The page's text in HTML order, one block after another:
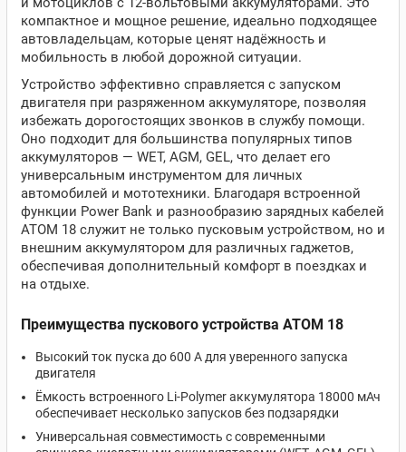
компактное и мощное решение, идеально подходящее
автовладельцам, которые ценят надёжность и
мобильность в любой дорожной ситуации.
Устройство эффективно справляется с запуском
двигателя при разряженном аккумуляторе, позволяя
избежать дорогостоящих звонков в службу помощи.
Оно подходит для большинства популярных типов
аккумуляторов — WET, AGM, GEL, что делает его
универсальным инструментом для личных
автомобилей и мототехники. Благодаря встроенной
функции Power Bank и разнообразию зарядных кабелей
ATOM 18 служит не только пусковым устройством, но и
внешним аккумулятором для различных гаджетов,
обеспечивая дополнительный комфорт в поездках и
на отдыхе.
Преимущества пускового устройства ATOM 18
Высокий ток пуска до 600 А для уверенного запуска
двигателя
Ёмкость встроенного Li-Polymer аккумулятора 18000 мАч
обеспечивает несколько запусков без подзарядки
Универсальная совместимость с современными